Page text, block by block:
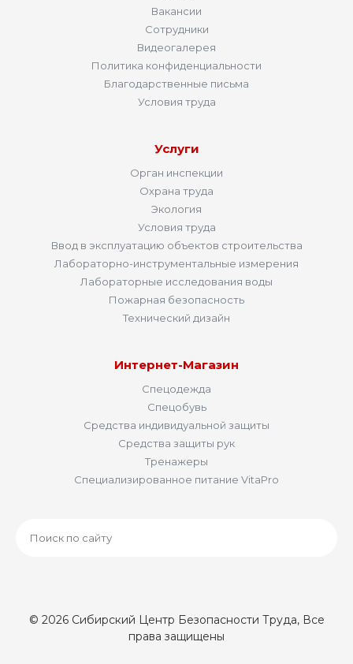
Вакансии
Сотрудники
Видеогалерея
Политика конфиденциальности
Благодарственные письма
Условия труда
Услуги
Орган инспекции
Охрана труда
Экология
Условия труда
Ввод в эксплуатацию объектов строительства
Лабораторно-инструментальные измерения
Лабораторные исследования воды
Пожарная безопасность
Технический дизайн
Интернет-Магазин
Спецодежда
Спецобувь
Средства индивидуальной защиты
Средства защиты рук
Тренажеры
Специализированное питание VitaPro
© 2026 Сибирский Центр Безопасности Труда, Все
права защищены